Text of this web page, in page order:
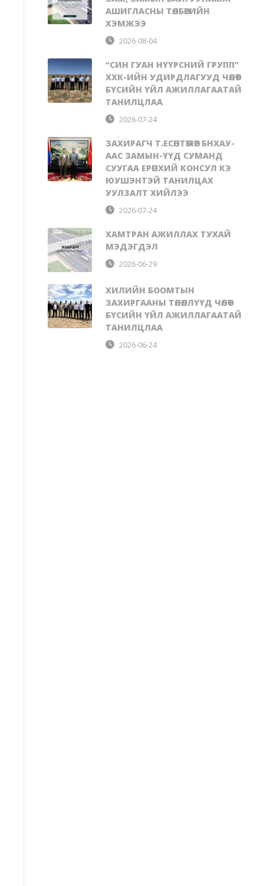
АШИГЛАСНЫ ТӨЛБӨРИЙН
ХЭМЖЭЭ
2026-08-04
“СИН ГУАН НҮҮРСНИЙ ГРУПП”
ХХК-ИЙН УДИРДЛАГУУД ЧӨЛӨӨТ
БҮСИЙН ҮЙЛ АЖИЛЛАГААТАЙ
ТАНИЛЦЛАА
2026-07-24
ЗАХИРАГЧ Т.ЕСӨНТӨМӨР БНХАУ-
ААС ЗАМЫН-ҮҮД СУМАНД
СУУГАА ЕРӨНХИЙ КОНСУЛ КЭ
ЮУШЭНТЭЙ ТАНИЛЦАХ
УУЛЗАЛТ ХИЙЛЭЭ
2026-07-24
ХАМТРАН АЖИЛЛАХ ТУХАЙ
МЭДЭГДЭЛ
2026-06-29
ХИЛИЙН БООМТЫН
ЗАХИРГААНЫ ТӨЛӨӨЛЛҮҮД ЧӨЛӨӨТ
БҮСИЙН ҮЙЛ АЖИЛЛАГААТАЙ
ТАНИЛЦЛАА
2026-06-24